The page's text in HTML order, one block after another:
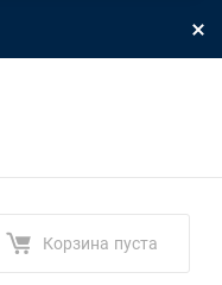
Корзина пуста